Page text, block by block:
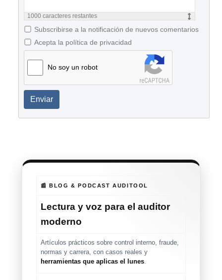
1000 caracteres restantes
Subscribirse a la notificación de nuevos comentarios
Acepta la política de privacidad
No soy un robot
Enviar
📰 BLOG & PODCAST AUDITOOL
Lectura y voz para el auditor
moderno
Artículos prácticos sobre control interno, fraude,
normas y carrera, con casos reales y
herramientas que aplicas el lunes